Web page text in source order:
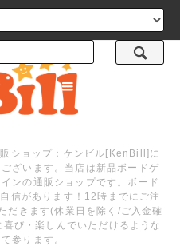
メニュー
ショップ：ケンビル[KenBill]に
ざいます。当店は新品ボードゲ
ンの通販ショップです。ボード
信があります！12時までにご注
だきます(休業日を除く/ご入金確
び・楽しんでいただけるような
参ります。